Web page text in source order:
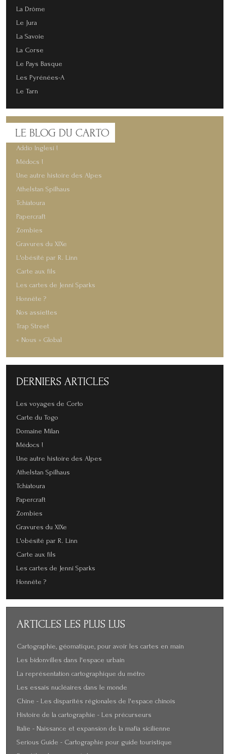
La Drôme
Le Jura
La Savoie
La Corse
Le Pays Basque
Les Pyrénées-A
Le Tarn
LE BLOG DU CARTO
Addio Inglesi !
Médocs !
Une autre histoire des Alpes
Athelstan Spilhaus
Tchiatoura
Papercraft
Zombies
Gravures du XIXe
L'obésité par R. Linn
Carte aux fils
Les cartes de Jenni Sparks
Honnête ?
Nos assiettes
Trap Street
« Nous » Global
DERNIERS ARTICLES
Les voyages de Corto
Carte du Togo
Domaine Milan
Médocs !
Une autre histoire des Alpes
Athelstan Spilhaus
Tchiatoura
Papercraft
Zombies
Gravures du XIXe
L'obésité par R. Linn
Carte aux fils
Les cartes de Jenni Sparks
Honnête ?
ARTICLES LES PLUS LUS
Cartographie, géomatique, pour avoir les cartes en main
Les bidonvilles dans l'espace urbain
La représentation cartographique du métro
Les essais nucléaires dans le monde
Chine - Les disparités régionales de l'espace chinois
Histoire de la cartographie - Les précurseurs
Italie - Naissance et expansion de la mafia sicilienne
Serious Guide - Cartographie pour guide touristique